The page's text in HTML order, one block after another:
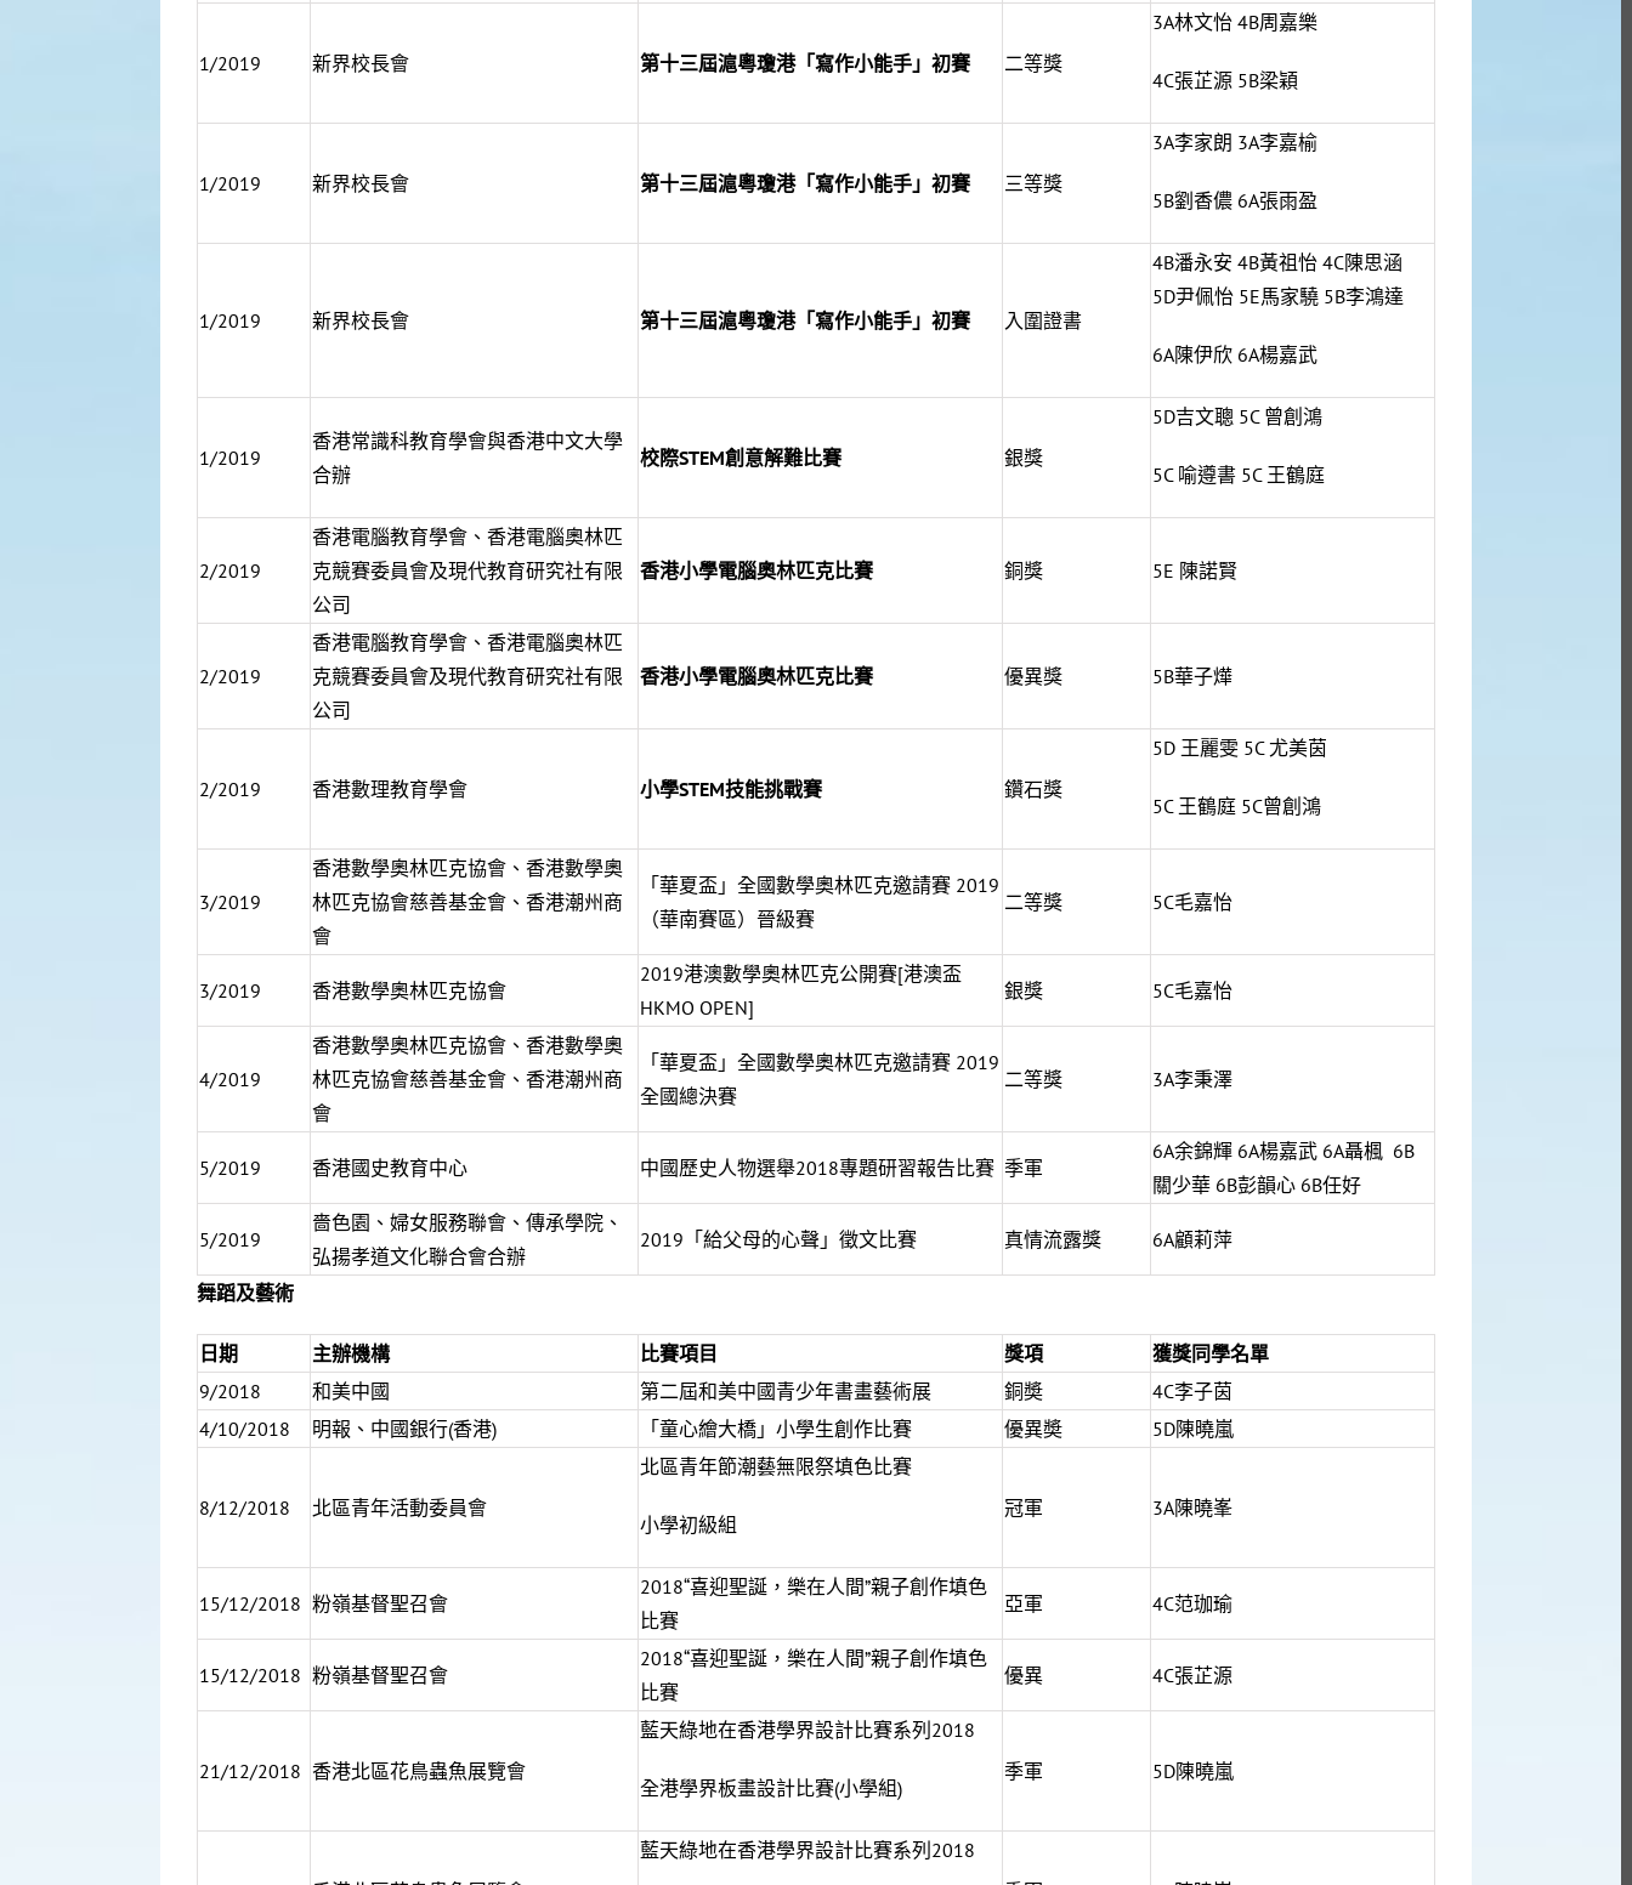
1/2019 新界校長會 第十三屆滬粵瓊港「寫作小能手」初賽 二等獎
3A林文怡 4B周嘉樂
4C張芷源 5B梁穎
1/2019 新界校長會 第十三屆滬粵瓊港「寫作小能手」初賽 三等獎
3A李家朗 3A李嘉榆
5B劉香儂 6A張雨盈
1/2019 新界校長會 第十三屆滬粵瓊港「寫作小能手」初賽 入圍證書
4B潘永安 4B黃祖怡 4C陳思涵
5D尹佩怡 5E馬家驍 5B李鴻達
6A陳伊欣 6A楊嘉武
1/2019
香港常識科教育學會與香港中文大學
合辦
校際STEM創意解難比賽 銀獎
5D吉文聰 5C 曾創鴻
5C 喻遵書 5C 王鶴庭
2/2019
香港電腦教育學會、香港電腦奧林匹
克競賽委員會及現代教育研究社有限
公司
香港小學電腦奧林匹克比賽 銅獎 5E 陳諾賢
2/2019
香港電腦教育學會、香港電腦奧林匹
克競賽委員會及現代教育研究社有限
公司
香港小學電腦奧林匹克比賽 優異獎 5B華子燁
2/2019 香港數理教育學會 小學STEM技能挑戰賽 鑽石獎
5D 王麗雯 5C 尤美茵
5C 王鶴庭 5C曾創鴻
3/2019
香港數學奧林匹克協會、香港數學奧
林匹克協會慈善基金會、香港潮州商
會
「華夏盃」全國數學奧林匹克邀請賽 2019
（華南賽區）晉級賽
二等獎 5C毛嘉怡
3/2019 香港數學奧林匹克協會
2019港澳數學奧林匹克公開賽[港澳盃
HKMO OPEN]
銀獎 5C毛嘉怡
4/2019
香港數學奧林匹克協會、香港數學奧
林匹克協會慈善基金會、香港潮州商
會
「華夏盃」全國數學奧林匹克邀請賽 2019
全國總決賽
二等獎 3A李秉澤
5/2019 香港國史教育中心 中國歷史人物選舉2018專題研習報告比賽 季軍
6A余錦輝 6A楊嘉武 6A聶楓 6B
關少華 6B彭韻心 6B任好
5/2019
嗇色園、婦女服務聯會、傳承學院、
弘揚孝道文化聯合會合辦
2019「給父母的心聲」徵文比賽 真情流露獎 6A顧莉萍
舞蹈及藝術
日期 主辦機構 比賽項目 獎項
獲獎同學名單
9/2018
和美中國 第二屆和美中國青少年書畫藝術展 銅奬
4C李子茵
4/10/2018
明報、中國銀行(香港) 「童心繪大橋」小學生創作比賽 優異奬 5D陳曉嵐
8/12/2018 北區青年活動委員會
北區青年節潮藝無限祭填色比賽
小學初級組
冠軍 3A陳曉峯
15/12/2018 粉嶺基督聖召會
2018“喜迎聖誕，樂在人間”親子創作填色
比賽
亞軍 4C范珈瑜
15/12/2018 粉嶺基督聖召會
2018“喜迎聖誕，樂在人間”親子創作填色
比賽
優異 4C張芷源
21/12/2018 香港北區花鳥蟲魚展覽會
藍天綠地在香港學界設計比賽系列2018
全港學界板畫設計比賽(小學組)
季軍 5D陳曉嵐
藍天綠地在香港學界設計比賽系列2018